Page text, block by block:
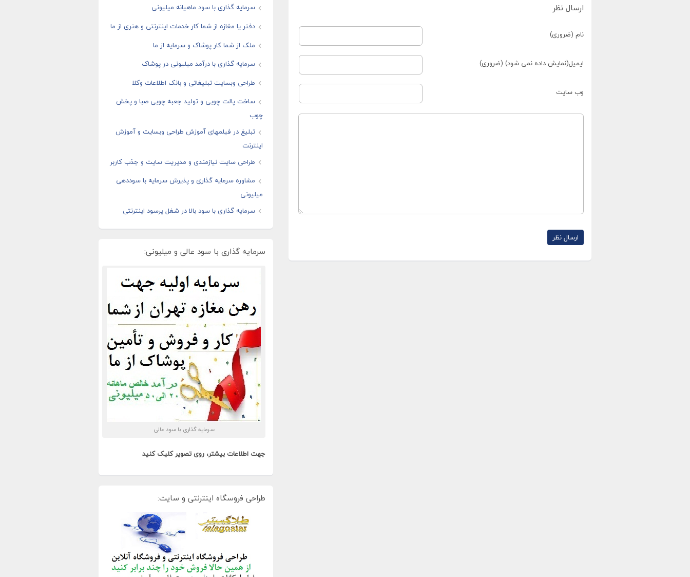
ارسال نظر
نام (ضروری)
ایمیل(نمایش داده نمی شود) (ضروری)
وب سایت
سرمایه گذاری با سود ماهیانه میلیونی
دفتر یا مغازه از شما کار خدمات اینترنتی و هنری از ما
ملک از شما کار پوشاک و سرمایه از ما
سرمایه گذاری با درآمد میلیونی در پوشاک
طراحی وبسایت تبلیغاتی و بانک اطلاعات وکلا
ساخت پالت چوبی و تولید جعبه چوبی صبا و پخش
چوب
تبلیغ در فیلمهای آموزش طراحی وبسایت و آموزش
اینترنت
طراحی سایت نیازمندی و مدیریت سایت و جذب کاربر
مشاوره سرمایه گذاری و پذیرش سرمایه با سوددهی
میلیونی
سرمایه گذاری با سود بالا در شغل پرسود اینترنتی
سرمایه گذاری با سود عالی و میلیونی:
سرمایه گذاری با سود عالی
جهت اطلاعات بیشتر، روی تصویر کلیک کنید
طراحی فروسگاه اینترنتی و سایت: